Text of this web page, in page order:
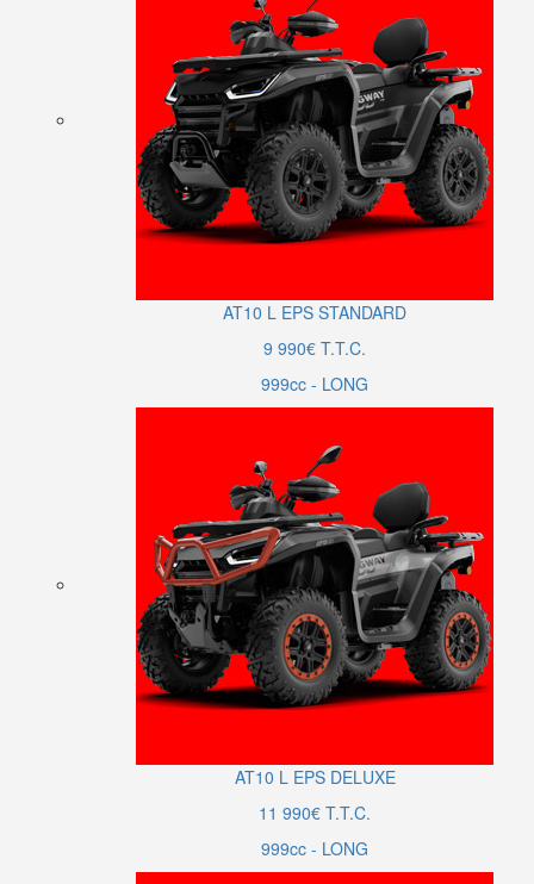
AT10 L EPS STANDARD
9 990€ T.T.C.
999cc - LONG
AT10 L EPS DELUXE
11 990€ T.T.C.
999cc - LONG